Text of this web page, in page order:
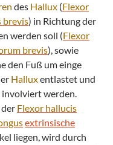
des Hallux (Flexor
brevis) in Richtung der
werden soll (Flexor
brevis), sowie
den Fuß um einge
Halluxentlastet und
involviert werden.
Flexor hallucis
extrinsische
liegen, wird durch